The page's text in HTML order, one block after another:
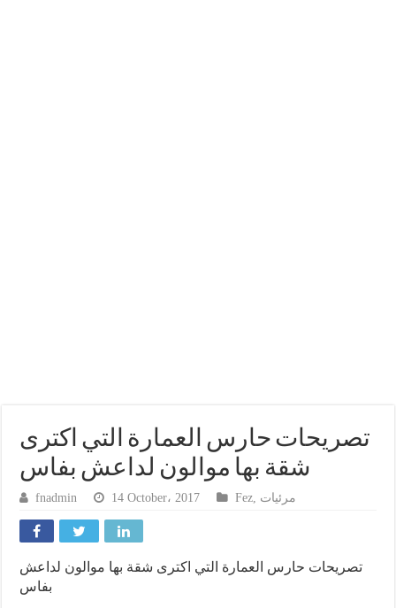
تصريحات حارس العمارة التي اكترى
شقة بها موالون لداعش بفاس
fnadmin 14 October، 2017 Fez مرئيات
تصريحات حارس العمارة التي اكترى شقة بها موالون لداعش
بفاس